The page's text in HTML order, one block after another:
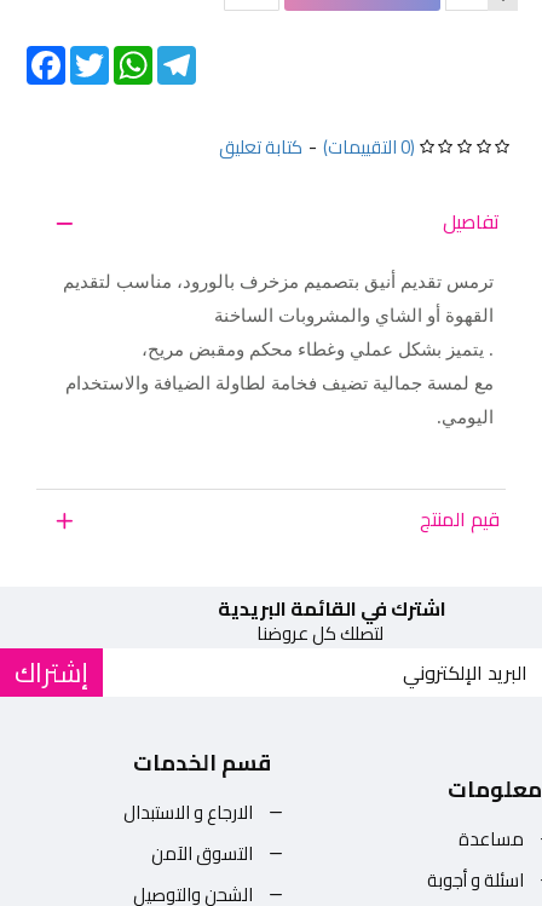
(0 التقييمات) - كتابة تعليق
Twitter
WhatsAppTelegram
تفاصيل
ترمس تقديم أنيق بتصميم مزخرف بالورود، مناسب لتقديم
القهوة أو الشاي والمشروبات الساخنة
. يتميز بشكل عملي وغطاء محكم ومقبض مريح،
مع لمسة جمالية تضيف فخامة لطاولة الضيافة والاستخدام
اليومي.
قيم المنتج
اشترك في القائمة البريدية
لتصلك كل عروضنا
إشتراك
معلومات
مساعدة
اسئلة و أجوبة
قسم الخدمات
الارجاع و الاستبدال
التسوق الآمن
الشحن والتوصيل